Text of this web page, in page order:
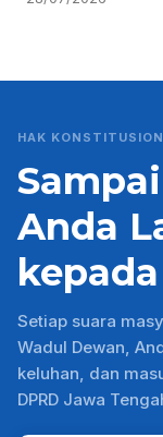
HAK
Anda
kepada
Setiap suara
Wadul Dewan,
keluhan, dan
DPRD Jawa